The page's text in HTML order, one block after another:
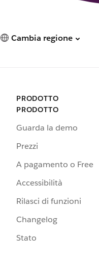
Cambia regione
PRODOTTO
PRODOTTO
Guarda la demo
Prezzi
A pagamento o Free
Accessibilità
Rilasci di funzioni
Changelog
Stato